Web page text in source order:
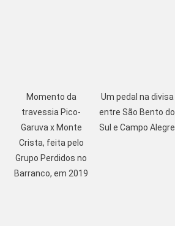
Momento da
travessia Pico-
Garuva x Monte
Crista, feita pelo
Grupo Perdidos no
Barranco, em 2019
Um pedal na divisa
entre São Bento do
Sul e Campo Alegre